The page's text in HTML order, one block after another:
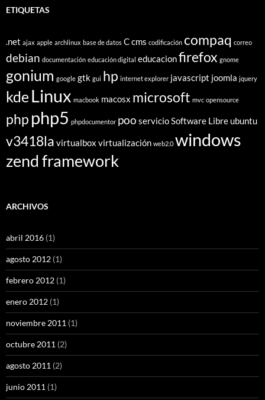
ETIQUETAS
.net ajax apple archlinux base de datos Ccms codificación compaq correo
debian documentación educación digital educacionfirefox gnome
gonium google gtk gui hp internet explorer javascript joomla jquery
kde Linux macbook macosx microsoft mvc opensource
php php5 phpdocumentor poo servicioSoftware Libre ubuntu
v3418la virtualbox virtualización web2.0 windows
zend framework
ARCHIVOS
abril 2016 (1)
agosto 2012 (1)
febrero 2012 (1)
enero 2012 (1)
noviembre 2011 (1)
octubre 2011 (2)
agosto 2011 (2)
junio 2011 (1)